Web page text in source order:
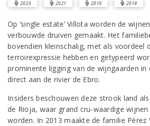
2023 2021 2019 2018
Op ‘single estate’ Villota worden de
verbouwde druiven gemaakt. Het
bovendien kleinschalig, met als voordeel
terroirexpressie hebben en getypeerd
prominente ligging van de wijngaarden in
direct aan de rivier de Ebro.
Insiders beschouwen deze strook land als
de Rioja, waar grand cru-waardige
worden. In 2013 maakte de familie Pérez